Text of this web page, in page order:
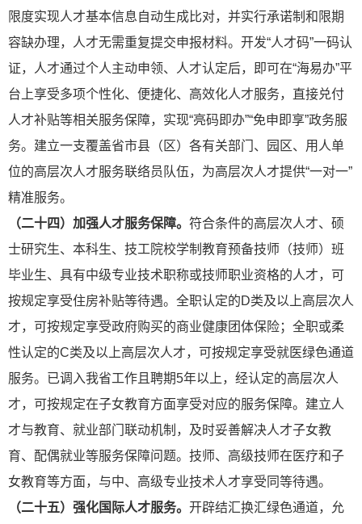
限度实现人才基本信息自动生成比对，并实行承诺制和限期
容缺办理，人才无需重复提交申报材料。开发“人才码”一码认
证，人才通过个人主动申领、人才认定后，即可在“海易办”平
台上享受多项个性化、便捷化、高效化人才服务，直接兑付
人才补贴等相关服务保障，实现“亮码即办”“免申即享”政务服
务。建立一支覆盖省市县（区）各有关部门、园区、用人单
位的高层次人才服务联络员队伍，为高层次人才提供“一对一”
精准服务。
（二十四）加强人才服务保障。 符合条件的高层次人才、硕
士研究生、本科生、技工院校学制教育预备技师（技师）班
毕业生、具有中级专业技术职称或技师职业资格的人才，可
按规定享受住房补贴等待遇。全职认定的D类及以上高层次人
才，可按规定享受政府购买的商业健康团体保险；全职或柔
性认定的C类及以上高层次人才，可按规定享受就医绿色通道
服务。已调入我省工作且聘期5年以上，经认定的高层次人
才，可按规定在子女教育方面享受对应的服务保障。建立人
才与教育、就业部门联动机制，及时妥善解决人才子女教
育、配偶就业等服务保障问题。技师、高级技师在医疗和子
女教育等方面，与中、高级专业技术人才享受同等待遇。
（二十五）强化国际人才服务。 开辟结汇换汇绿色通道，允